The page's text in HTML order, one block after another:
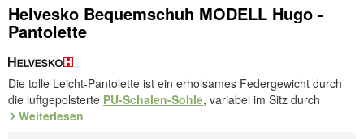
Helvesko Bequemschuh MODELL Hugo -
Pantolette
Die tolle Leicht-Pantolette ist ein erholsames Federgewicht durch
die luftgepolsterte PU-Schalen-Sohle, variabel im Sitz durch
aufklappbare Klettbänder. Samtiges
Weiterlesen